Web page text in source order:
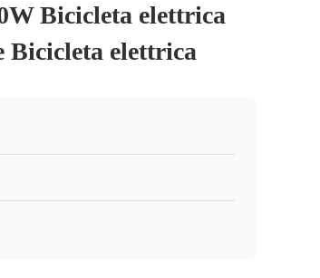
Bicicleta elettrica
Bicicleta elettrica